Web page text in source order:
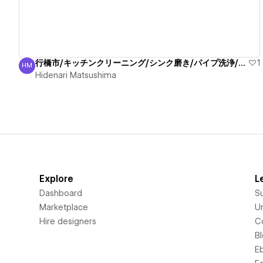
Hidenari Matsushima
HM 行橋市/キッチンクリーニング/シンク磨き/パイプ洗浄/信頼
1
Hidenari Matsushima
Explore
Dashboard
Marketplace
Hire designers